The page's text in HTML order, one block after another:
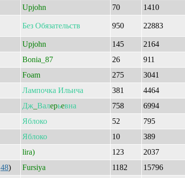
Upjohn 70 1410
Без Обязательств 950 22883
Upjohn 145 2164
Bonia_87 26 911
Foam 275 3041
Лампочка Ильича 381 4464
Дж Валepьeвна 758 6994
Яблоко 52 795
Яблоко 10 389
lira) 123 2037
48) Fursiya 1182 15796